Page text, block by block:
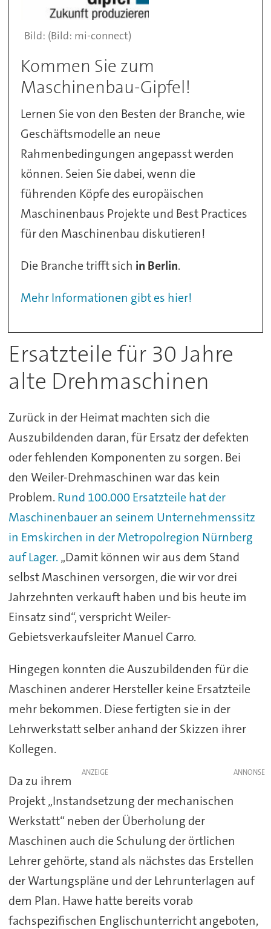
(Bild: mi-connect)
Kommen Sie zum
Maschinenbau-Gipfel!
Lernen Sie von den Besten der Branche, wie
Geschäftsmodelle an neue
Rahmenbedingungen angepasst werden
können. Seien Sie dabei, wenn die
führenden Köpfe des europäischen
Maschinenbaus Projekte und Best Practices
für den Maschinenbau diskutieren!
Die Branche trifft sich in Berlin.
Mehr Informationen gibt es hier!
Ersatzteile für 30 Jahre
alte Drehmaschinen
Zurück in der Heimat machten sich die
Auszubildenden daran, für Ersatz der defekten
oder fehlenden Komponenten zu sorgen. Bei
den Weiler-Drehmaschinen war das kein
Problem. Rund 100.000 Ersatzteile hat der
Maschinenbauer an seinem Unternehmenssitz
in Emskirchen in der Metropolregion Nürnberg
auf Lager. „Damit können wir aus dem Stand
selbst Maschinen versorgen, die wir vor drei
Jahrzehnten verkauft haben und bis heute im
Einsatz sind“, verspricht Weiler-
Gebietsverkaufsleiter Manuel Carro.
Hingegen konnten die Auszubildenden für die
Maschinen anderer Hersteller keine Ersatzteile
mehr bekommen. Diese fertigten sie in der
Lehrwerkstatt selber anhand der Skizzen ihrer
Kollegen.
ANZEIGE
Da zu ihrem
Projekt „Instandsetzung der mechanischen
Werkstatt“ neben der Überholung der
Maschinen auch die Schulung der örtlichen
Lehrer gehörte, stand als nächstes das Erstellen
der Wartungspläne und der Lehrunterlagen auf
dem Plan. Hawe hatte bereits vorab
fachspezifischen Englischunterricht angeboten,